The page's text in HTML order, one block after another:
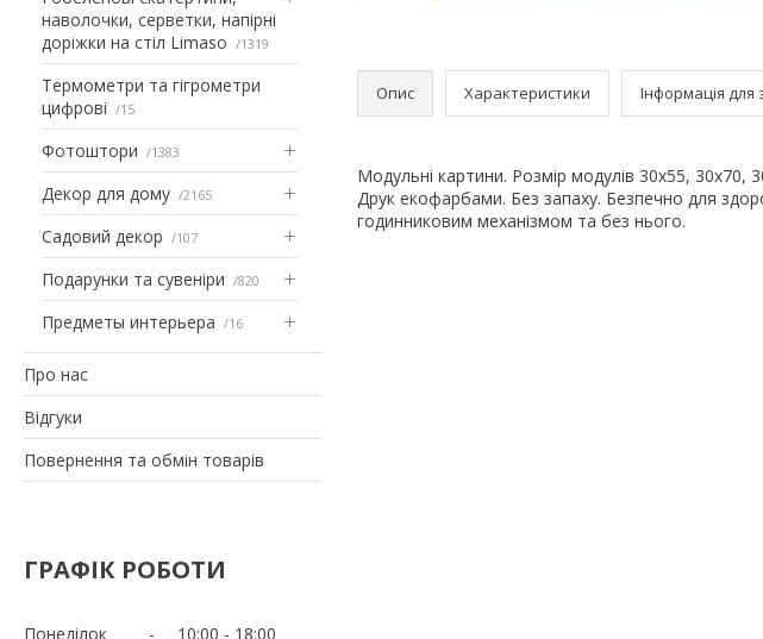
наволочки, серветки, напірні
доріжки на стіл Limaso
1319
Термометри та гігрометри
цифрові
15
Фотоштори 1383
Декор для дому 2165
Садовий декор 107
Подарунки та сувеніри 820
Предметы интерьера 16
Про нас
Відгуки
Повернення та обмін товарів
ГРАФІК РОБОТИ
Понеділок 10:00 18:00
Опис Характеристики Інформація
Модульні картини. Розмір модулів 30х55, 30х70,
Друк екофарбами. Без запаху. Безпечно для
годинниковим механізмом та без нього.